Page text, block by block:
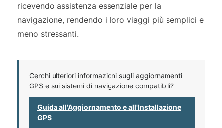
ricevendo assistenza essenziale per la
navigazione, rendendo i loro viaggi più semplici e
meno stressanti.
Cerchi ulteriori informazioni sugli aggiornamenti
GPS e sui sistemi di navigazione compatibili?
Guida all'Aggiornamento e all'Installazione
GPS